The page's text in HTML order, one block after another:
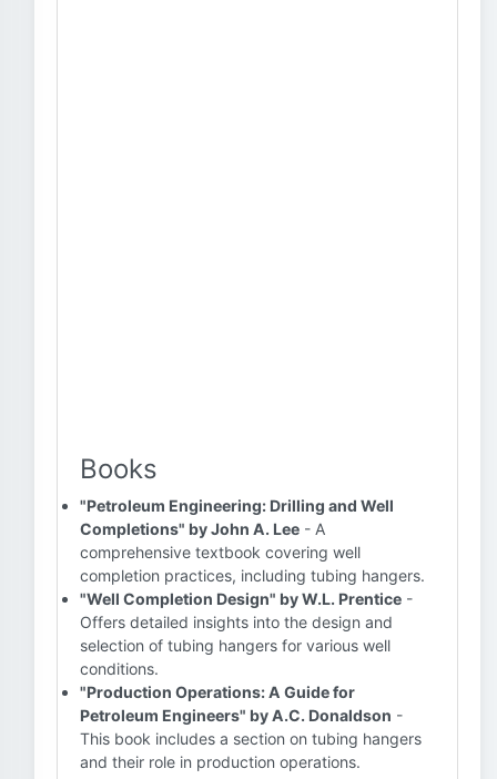
Books
"Petroleum Engineering: Drilling and Well
Completions" by John A. Lee - A
comprehensive textbook covering well
completion practices, including tubing hangers.
"Well Completion Design" by W.L. Prentice -
Offers detailed insights into the design and
selection of tubing hangers for various well
conditions.
"Production Operations: A Guide for
Petroleum Engineers" by A.C. Donaldson -
This book includes a section on tubing hangers
and their role in production operations.